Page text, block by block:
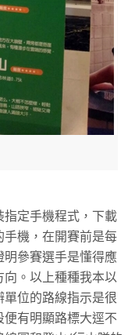
指定手機程式，下載
手機，在開賽前是每
參賽選手是懂得應
。以上種種我本以
位的路線指示是很
有明顯路標大逕不